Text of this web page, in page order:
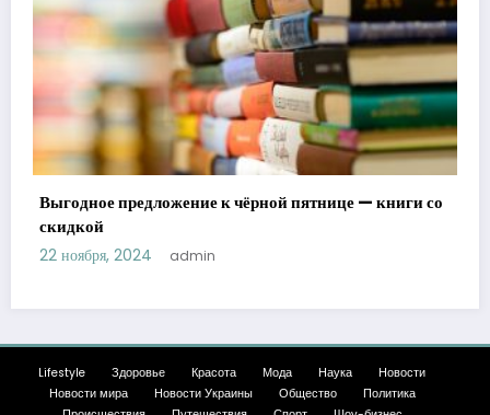
Выгодное предложение к чёрной пятнице — книги со
скидкой
22 ноября, 2024 admin
Lifestyle Здоровье Красота Мода Наука
Новости
Новости мира
Новости Украины Общество
Политика